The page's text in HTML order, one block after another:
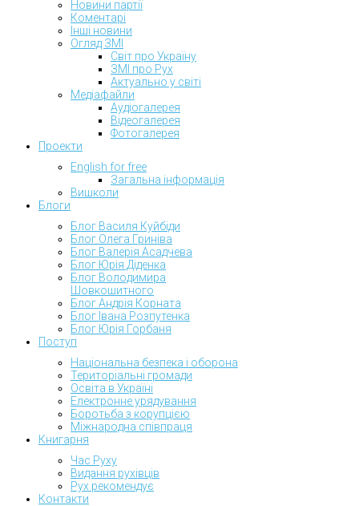
Новини партії
Коментарі
Інші новини
Огляд ЗМІ
Світ про Україну
ЗМІ про Рух
Актуально у світі
Медіафайли
Аудіогалерея
Відеогалерея
Фотогалерея
Проекти
English for free
Загальна інформація
Вишколи
Блоги
Блог Василя Куйбіди
Блог Олега Гриніва
Блог Валерія Асадчева
Блог Юрія Діденка
Блог Володимира
Шовкошитного
Блог Андрія Корната
Блог Івана Розпутенка
Блог Юрія Горбаня
Поступ
Національна безпека і оборона
Територіальні громади
Освіта в Україні
Електронне урядування
Боротьба з корупцією
Міжнародна співпраця
Книгарня
Час Руху
Видання рухівців
Рух рекомендує
Контакти